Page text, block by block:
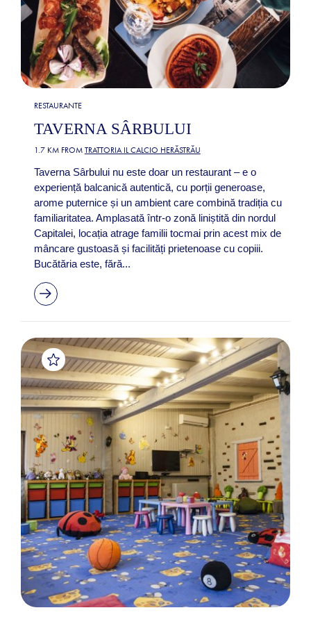
RESTAURANTE
TAVERNA SÂRBULUI
1.7 KM FROM TRATTORIA IL CALCIO HERĂSTRĂU
Taverna Sârbului nu este doar un restaurant – e o
experiență balcanică autentică, cu porții generoase,
arome puternice și un ambient care combină tradiția cu
familiaritatea. Amplasată într-o zonă liniștită din nordul
Capitalei, locația atrage familii tocmai prin acest mix de
mâncare gustoasă și facilități prietenoase cu copiii.
Bucătăria este, fără...